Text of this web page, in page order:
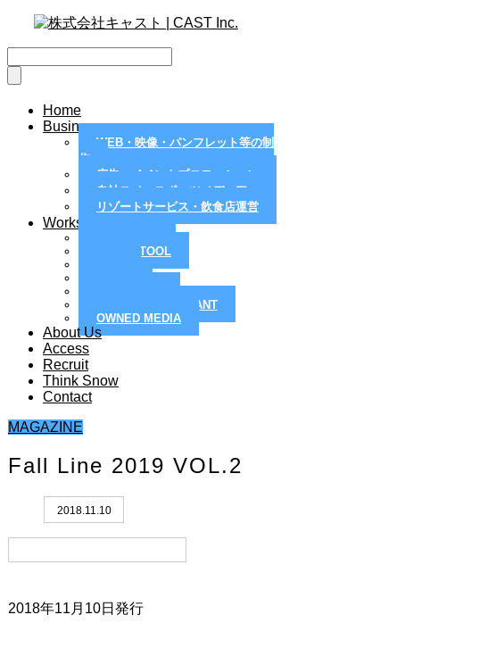
Home
Business
WEB・映像・パンフレット等の制
作
広告・イベントプロモーション
自社スノースポーツメディア
リゾートサービス・飲食店運営
Works
PAPER TOOL
RESORT / RESTRANT
OWNED MEDIA
About Us
Access
Recruit
Think Snow
Contact
MAGAZINE
Fall Line 2019 VOL.2
2018.11.10
2018年11月10日発行